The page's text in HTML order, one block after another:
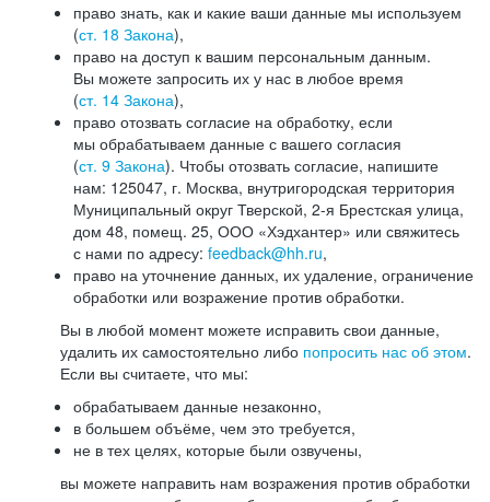
право знать, как и какие ваши данные мы используем
(ст. 18 Закона),
право на доступ к вашим персональным данным.
Вы можете запросить их у нас в любое время
(ст. 14 Закона),
право отозвать согласие на обработку, если
мы обрабатываем данные с вашего согласия
(ст. 9 Закона). Чтобы отозвать согласие, напишите
нам: 125047, г. Москва, внутригородская территория
Муниципальный округ Тверской, 2-я Брестская улица,
дом 48, помещ. 25, ООО «Хэдхантер» или свяжитесь
с нами по адресу: feedback@hh.ru,
право на уточнение данных, их удаление, ограничение
обработки или возражение против обработки.
Вы в любой момент можете исправить свои данные,
удалить их самостоятельно либо попросить нас об этом.
Если вы считаете, что мы:
обрабатываем данные незаконно,
в большем объёме, чем это требуется,
не в тех целях, которые были озвучены,
вы можете направить нам возражения против обработки